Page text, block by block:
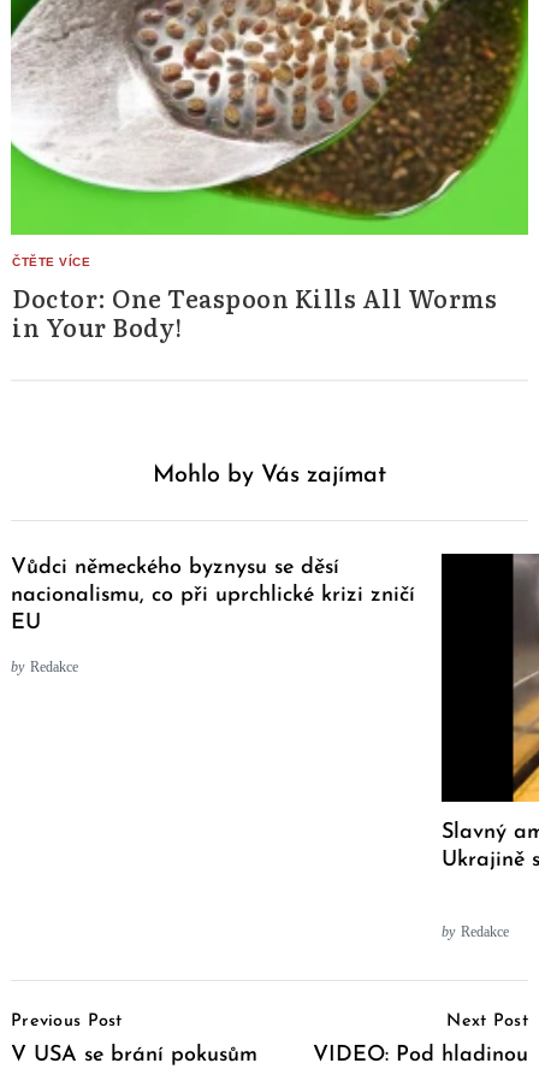
Doctor: One Teaspoon Kills All Worms
in Your Body!
Mohlo by Vás zajímat
Vůdci německého byznysu se děsí
nacionalismu, co při uprchlické krizi zničí
EU
by Redakce
Slavný
Ukrajině
by Redakce
Navigation
Previous Post
V USA se brání pokusům
Next Post
VIDEO: Pod hladinou